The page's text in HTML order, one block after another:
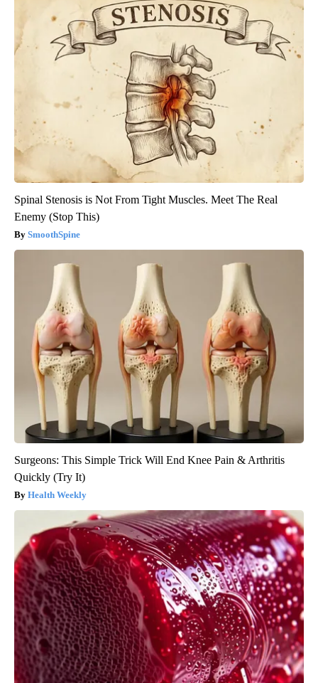
Spinal Stenosis is Not From Tight Muscles. Meet The Real
Enemy (Stop This)
SmoothSpine
Surgeons: This Simple Trick Will End Knee Pain & Arthritis
Quickly (Try It)
Health Weekly